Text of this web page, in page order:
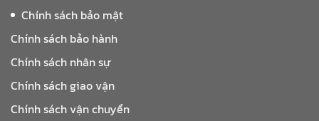
Chính sách bảo mật
Chính sách bảo hành
Chính sách nhân sự
Chính sách giao vận
Chính sách vận chuyển